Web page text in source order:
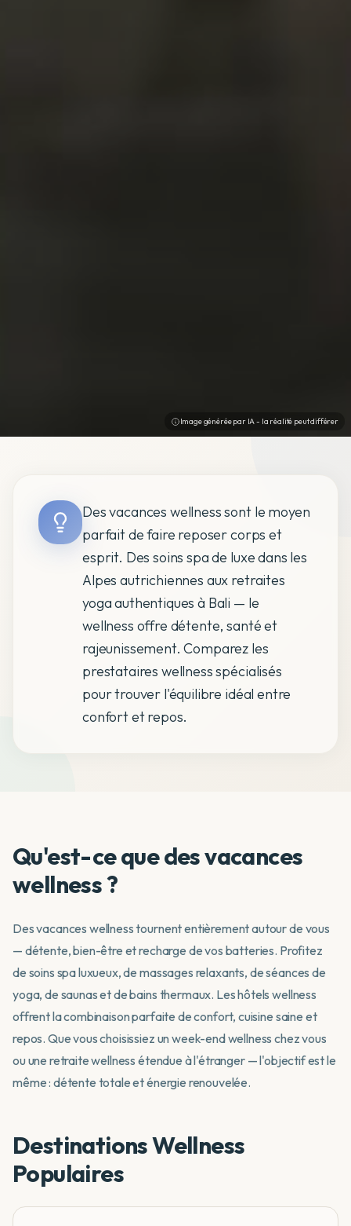
Image générée par IA - la réalité peut différer
Des vacances wellness sont le moyen
parfait de faire reposer corps et
esprit. Des soins spa de luxe dans les
Alpes autrichiennes aux retraites
yoga authentiques à Bali — le
wellness offre détente, santé et
rajeunissement. Comparez les
prestataires wellness spécialisés
pour trouver l'équilibre idéal entre
confort et repos.
Qu'est-ce que des vacances
wellness ?
Des vacances wellness tournent entièrement autour de vous
— détente, bien-être et recharge de vos batteries. Profitez
de soins spa luxueux, de massages relaxants, de séances de
yoga, de saunas et de bains thermaux. Les hôtels wellness
offrent la combinaison parfaite de confort, cuisine saine et
repos. Que vous choisissiez un week-end wellness chez vous
ou une retraite wellness étendue à l'étranger — l'objectif est le
même : détente totale et énergie renouvelée.
Destinations Wellness
Populaires